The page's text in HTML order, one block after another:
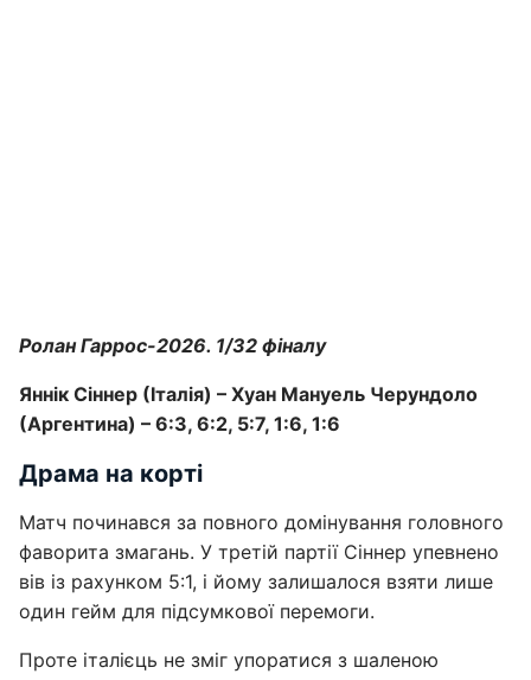
Ролан Гаррос-2026. 1/32 фіналу
Яннік Сіннер (Італія) – Хуан Мануель Черундоло
(Аргентина) – 6:3, 6:2, 5:7, 1:6, 1:6
Драма на корті
Матч починався за повного домінування головного
фаворита змагань. У третій партії Сіннер упевнено
вів із рахунком 5:1, і йому залишалося взяти лише
один гейм для підсумкової перемоги.
Проте італієць не зміг упоратися з шаленою